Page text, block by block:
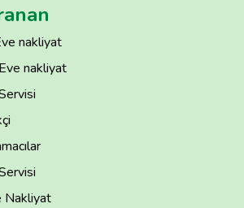
nakliyat
nakliyat
Nakliyat